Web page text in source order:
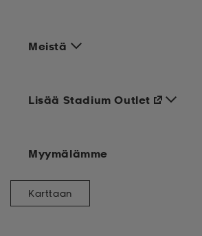
Meistä
Lisää Stadium Outlet
Myymälämme
Karttaan